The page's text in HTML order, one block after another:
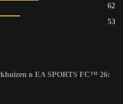
62
53
в EA SPORTS FC™ 26: